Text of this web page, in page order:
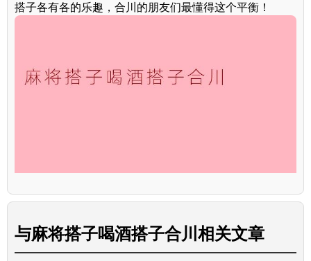
搭子各有各的乐趣，合川的朋友们最懂得这个平衡！
与麻将搭子喝酒搭子合川 相关文章